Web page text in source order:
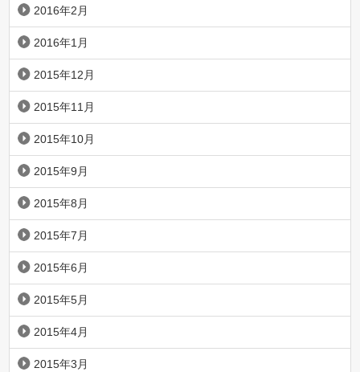
2016年2月
2016年1月
2015年12月
2015年11月
2015年10月
2015年9月
2015年8月
2015年7月
2015年6月
2015年5月
2015年4月
2015年3月